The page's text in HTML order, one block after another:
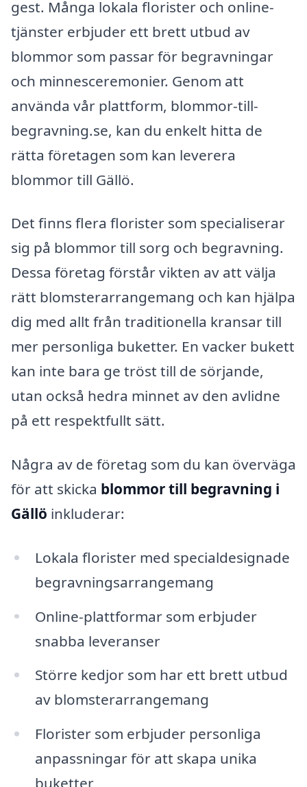
gest. Många lokala florister och online-
tjänster erbjuder ett brett utbud av
blommor som passar för begravningar
och minnesceremonier. Genom att
använda vår plattform, blommor-till-
begravning.se, kan du enkelt hitta de
rätta företagen som kan leverera
blommor till Gällö.
Det finns flera florister som specialiserar
sig på blommor till sorg och begravning.
Dessa företag förstår vikten av att välja
rätt blomsterarrangemang och kan hjälpa
dig med allt från traditionella kransar till
mer personliga buketter. En vacker bukett
kan inte bara ge tröst till de sörjande,
utan också hedra minnet av den avlidne
på ett respektfullt sätt.
Några av de företag som du kan överväga
för att skicka blommor till begravning i
Gällö inkluderar:
Lokala florister med specialdesignade
begravningsarrangemang
Online-plattformar som erbjuder
snabba leveranser
Större kedjor som har ett brett utbud
av blomsterarrangemang
Florister som erbjuder personliga
anpassningar för att skapa unika
buketter